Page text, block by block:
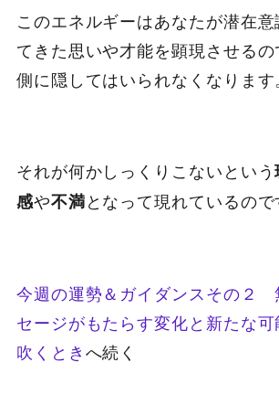
このエネルギーはあなたが潜在
てきた思いや才能を顕現させる
側に隠してはいられなくなります
それが何かしっくりこないという
感や不満となって現れているので
今週の運勢＆ガイダンスその２
セージがもたらす変化と新たな
吹くときへ続く